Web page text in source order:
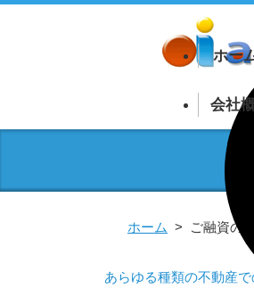
ホー
会社
ホーム ご融資の
あらゆる種類の不動産で